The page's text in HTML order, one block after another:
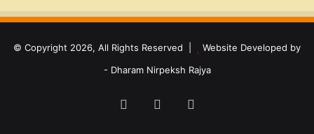
© Copyright 2026, All Rights Reserved |
Website Developed by
- Dharam Nirpeksh Rajya
FacebookYouTube